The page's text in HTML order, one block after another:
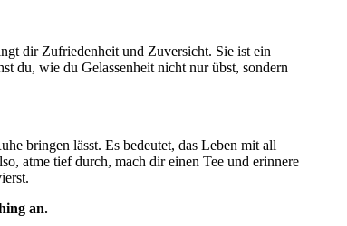
dir Zufriedenheit und Zuversicht. Sie ist ein
du, wie du Gelassenheit nicht nur übst, sondern
bringen lässt. Es bedeutet, das Leben mit all
atme tief durch, mach dir einen Tee und erinnere
an.